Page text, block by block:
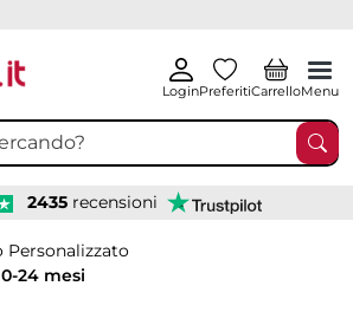
LoginPreferitiCarrelloMenu
2435 recensioni
24 mesi